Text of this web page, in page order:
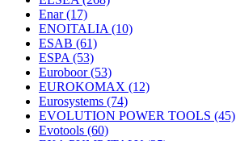
Enar(17)
ENOITALIA (10)
ESAB (61)
ESPA (53)
Euroboor(53)
EUROKOMAX (12)
Eurosystems (74)
EVOLUTION POWER TOOLS (45)
Evotools (60)